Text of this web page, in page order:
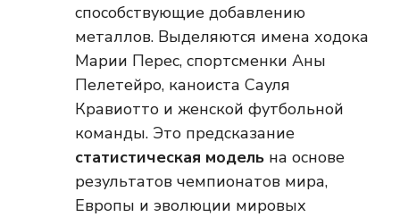
способствующие добавлению
металлов. Выделяются имена ходока
Марии Перес, спортсменки Аны
Пелетейро, каноиста Сауля
Кравиотто и женской футбольной
команды. Это предсказание
статистическая модель на основе
результатов чемпионатов мира,
Европы и эволюции мировых